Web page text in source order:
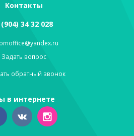
Контакты
34 32 028
Задать вопрос
обратный звонок
в интернете